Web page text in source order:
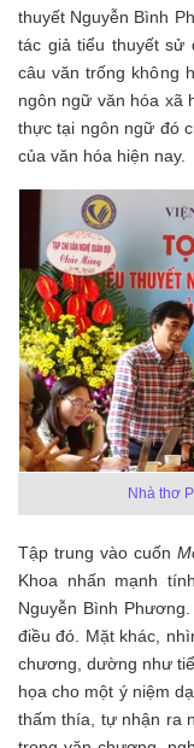
thuyết Nguyễn Bình
tác giả tiểu thuyết sử
câu văn trống không
ngôn ngữ văn hóa xã
thực tại ngôn ngữ đó
của văn hóa hiện nay.
Nhà thơ
Tập trung vào cuốn
Khoa nhấn mạnh
Nguyễn Bình
điều đó. Mặt khác,
chương, dường như
họa cho một ý niệm
thấm thía, tự nhận ra